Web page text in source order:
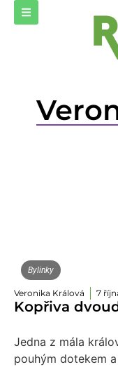
Bylinky
Veronika Králová 7
Kopřiva
Jedna z mála
pouhým dotekem